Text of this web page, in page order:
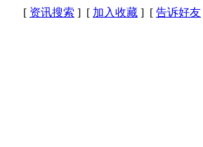
[ 资讯搜索 ] [ 加入收藏 ] [ 告诉好友